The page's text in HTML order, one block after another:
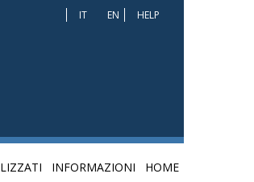
IT EN HELP
INFORMAZIONI HOME